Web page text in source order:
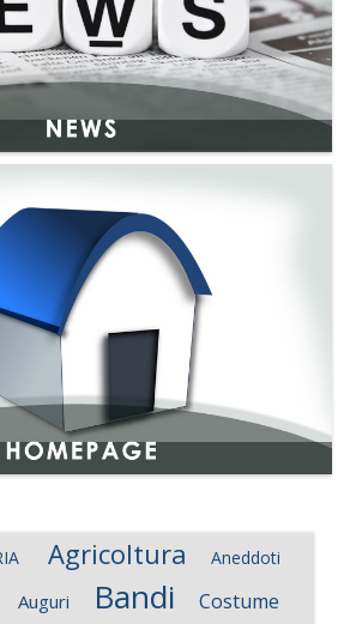
Agricoltura Aneddoti
Auguri Bandi Costume